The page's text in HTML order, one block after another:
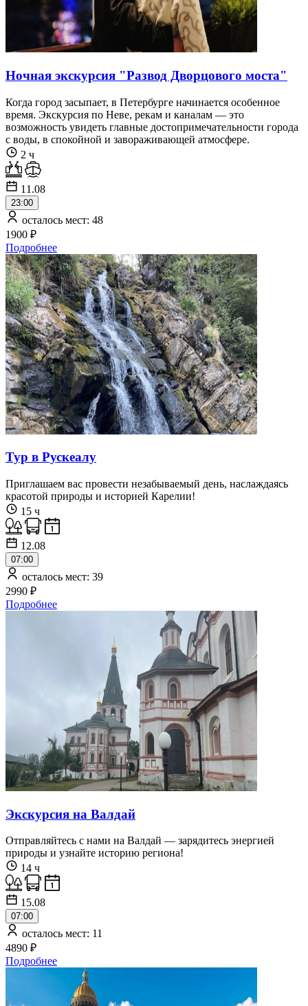
Ночная экскурсия "Развод Дворцового моста"
Когда город засыпает, в Петербурге начинается особенное
время. Экскурсия по Неве, рекам и каналам — это
возможность увидеть главные достопримечательности города
с воды, в спокойной и завораживающей атмосфере.
2 ч
11.08
23:00
осталось мест: 48
1900 ₽
Подробнее
Тур в Рускеалу
Приглашаем вас провести незабываемый день, наслаждаясь
красотой природы и историей Карелии!
15 ч
12.08
07:00
осталось мест: 39
2990 ₽
Подробнее
Экскурсия на Валдай
Отправляйтесь с нами на Валдай — зарядитесь энергией
природы и узнайте историю региона!
14 ч
15.08
07:00
осталось мест: 11
4890 ₽
Подробнее